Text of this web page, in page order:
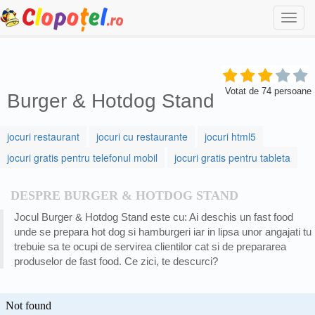
Burger & Hotdog Stand Votat de 74 persoane
jocuri restaurant jocuri cu restaurante
jocuri html5
jocuri gratis pentru telefonul mobil
jocuri gratis pentru tableta
DESPRE BURGER & HOTDOG STAND
Jocul Burger & Hotdog Stand este cu: Ai deschis un fast food
unde se prepara hot dog si hamburgeri iar in lipsa unor angajati tu
trebuie sa te ocupi de servirea clientilor cat si de prepararea
produselor de fast food. Ce zici, te descurci?